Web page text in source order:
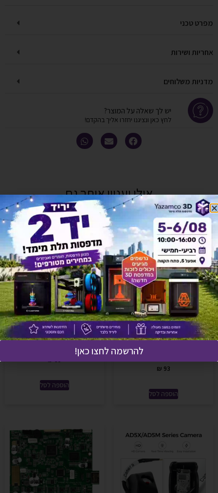
מפרט טכני
אחריות ושירות
מדניות משלוחים
יש לך שאלה על המוצר?
לחץ כאן ונציגנו יחזרו אליך בהקדם!
אולי יעניין אותך גם
Extruder Front Cover – כיסוי
קידמי לראש הדפסה
Adventurer 5X
₪ 93
הוספה לסל
Filament cutter – חותך
פילמנט Adventurer-5X
₪35
הוספה לסל
להרשמה לחצו כאן!